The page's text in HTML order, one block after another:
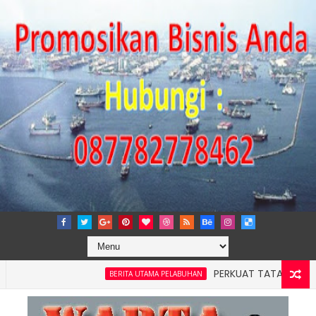
BERITA UTAMA PELABUHAN
PERKUAT TATA KELOLA
Pelindo Jasa Maritim Dengar Keluhan dan Kebutuhan